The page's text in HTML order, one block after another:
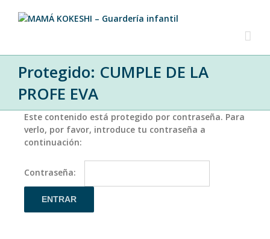
Protegido: CUMPLE DE LA
PROFE EVA
Este contenido está protegido por contraseña. Para
verlo, por favor, introduce tu contraseña a
continuación:
Contraseña: